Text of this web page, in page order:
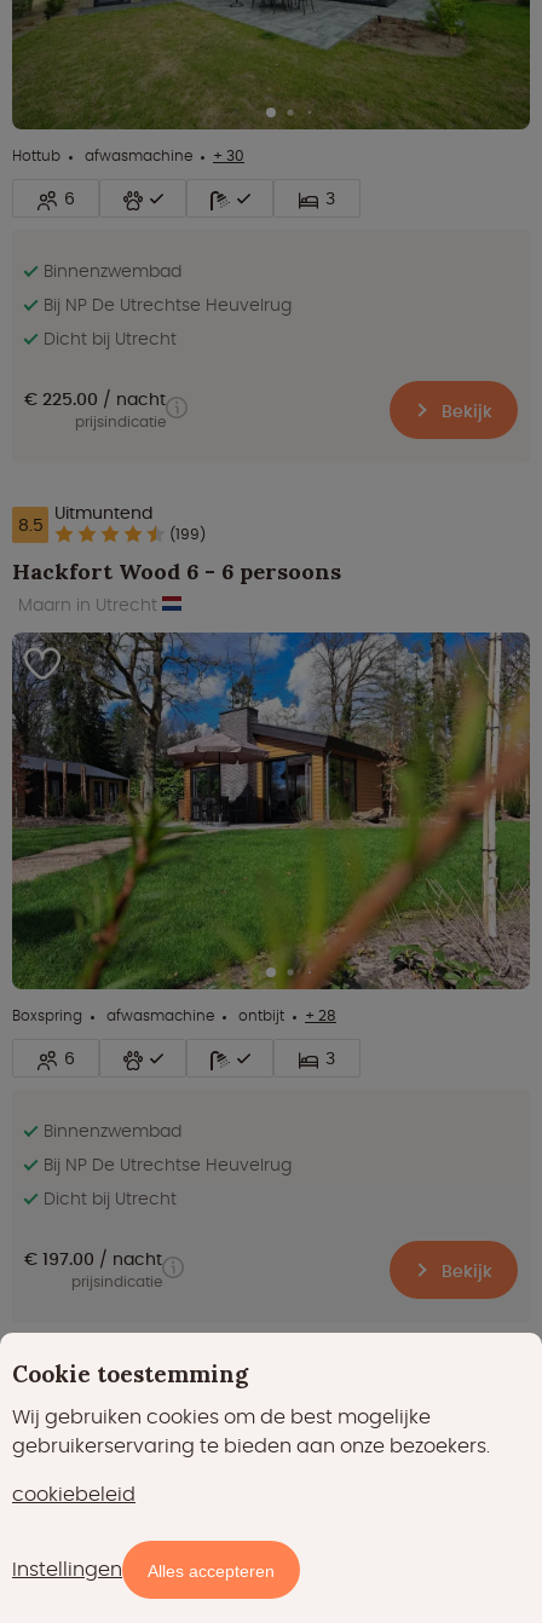
Kaart
Hottub afwasmachine + 30
6 3
Binnenzwembad
Bij NP De Utrechtse Heuvelrug
Dicht bij Utrecht
€ 225.00 nacht
prijsindicatie Bekijk
8.5 Uitmuntend
(199)
Hackfort Wood 6 - 6 persoons
Maarn in Utrecht
Boxspring afwasmachine ontbijt + 28
6 3
Binnenzwembad
Bij NP De Utrechtse Heuvelrug
Dicht bij Utrecht
€ 197.00 nacht
prijsindicatie Bekijk
8.5 Uitmuntend
Hackfort - 6 persoons
Maarn in Utrecht
Cookie toestemming
Wij gebruiken cookies om de best mogelijke
gebruikerservaring te bieden aan onze bezoekers.
cookiebeleid
Instellingen Alles accepteren